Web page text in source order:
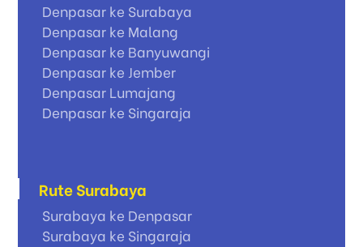
Denpasar ke Surabaya
Denpasar ke Malang
Denpasar ke Banyuwangi
Denpasar ke Jember
Denpasar Lumajang
Denpasar ke Singaraja
Rute Surabaya
Surabaya ke Denpasar
Surabaya ke Singaraja